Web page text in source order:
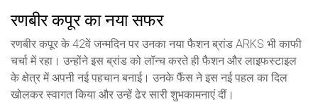
रणबीर कपूर का नया सफर
रणबीर कपूर के 42वें जन्मदिन पर उनका नया फैशन ब्रांड ARKS भी काफी
चर्चा में रहा। उन्होंने इस ब्रांड को लॉन्च करते ही फैशन और लाइफस्टाइल
के क्षेत्र में अपनी नई पहचान बनाई। उनके फैंस ने इस नई पहल का दिल
खोलकर स्वागत किया और उन्हें ढेर सारी शुभकामनाएं दीं।